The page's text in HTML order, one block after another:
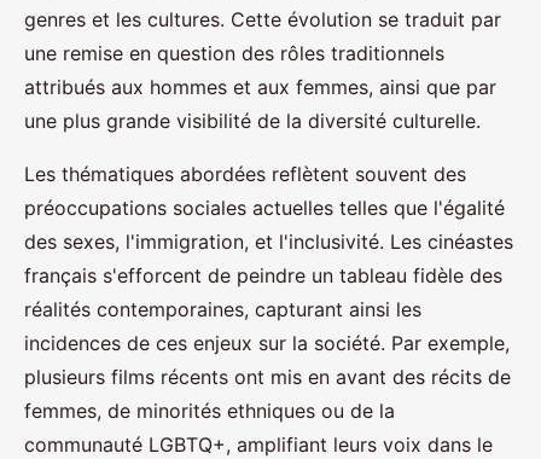
genres et les cultures. Cette évolution se traduit par
une remise en question des rôles traditionnels
attribués aux hommes et aux femmes, ainsi que par
une plus grande visibilité de la diversité culturelle.
Les thématiques abordées reflètent souvent des
préoccupations sociales actuelles telles que l'égalité
des sexes, l'immigration, et l'inclusivité. Les cinéastes
français s'efforcent de peindre un tableau fidèle des
réalités contemporaines, capturant ainsi les
incidences de ces enjeux sur la société. Par exemple,
plusieurs films récents ont mis en avant des récits de
femmes, de minorités ethniques ou de la
communauté LGBTQ+, amplifiant leurs voix dans le